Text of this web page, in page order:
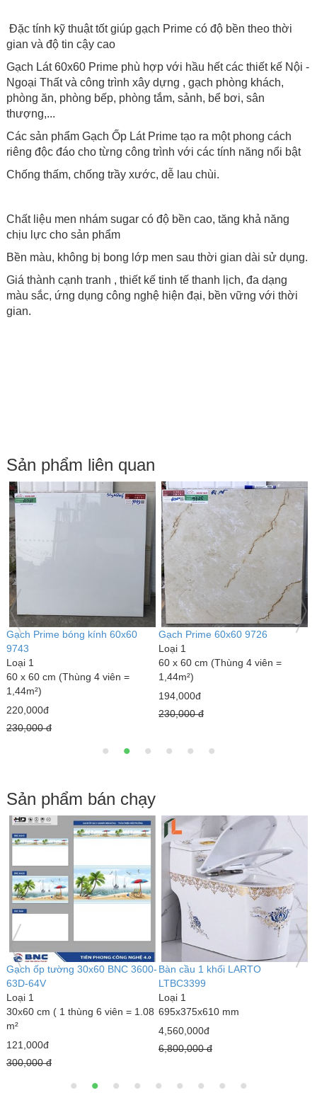
Đặc tính kỹ thuật tốt giúp gạch Prime có độ bền theo thời
gian và độ tin cậy cao
Gạch Lát 60x60 Prime phù hợp với hầu hết các thiết kế Nội -
Ngoại Thất và công trình xây dựng , gạch phòng khách,
phòng ăn, phòng bếp, phòng tắm, sảnh, bể bơi, sân
thượng,...
Các sản phẩm Gạch Ốp Lát Prime tạo ra một phong cách
riêng độc đáo cho từng công trình với các tính năng nổi bật
Chống thấm, chống trầy xước, dễ lau chùi.
Chất liệu men nhám sugar có độ bền cao, tăng khả năng
chịu lực cho sản phẩm
Bền màu, không bị bong lớp men sau thời gian dài sử dụng.
Giá thành cạnh tranh , thiết kế tinh tế thanh lịch, đa dạng
màu sắc, ứng dụng công nghệ hiện đại, bền vững với thời
gian.
Sản phẩm liên quan
Gạch Prime 60x60 9711
Loại 1
60 x 60 cm (Thùng 4 viên =
1,44m²)
173,000đ
230,000 đ
Gạch Prime 60x60 9625
Loại 1
60 x 60 cm (Thùng 4 viên =
1,44m²)
220,000đ
230,000 đ
Sản phẩm bán chạy
Bàn cầu 1 khối kim cương
LARTO LTBC3339
Loại 1
690 x 375 x 820 mm
3,000,000đ
4,300,000 đ
Bàn cầu 1 khối LARTO
LTBC3389
Loại 1
770 x 500 x 680 mm
5,020,000đ
7,890,000 đ